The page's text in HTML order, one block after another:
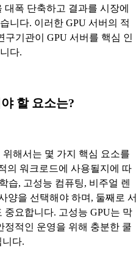
폭 단축하고 결과를 시장에
니다. 이러한 GPU 서버의 적
기관이 GPU 서버를 핵심 인
다.
할 요소는?
해서는 몇 가지 핵심 요소를
의 워크로드에 사용될지에 따
습, 고성능 컴퓨팅, 비주얼 렌
양을 선택해야 하며, 둘째로 서
요합니다. 고성능 GPU는 막
적인 운영을 위해 충분한 쿨
다.